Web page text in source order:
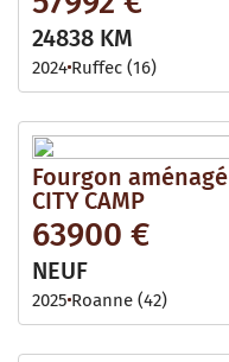
24838 KM
2024 Ruffec (16)
Fourgon aménagé
CITY CAMP
63900 €
NEUF
2025 Roanne (42)